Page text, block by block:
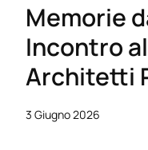
Memorie
Incontro
Architetti
3 Giugno 2026